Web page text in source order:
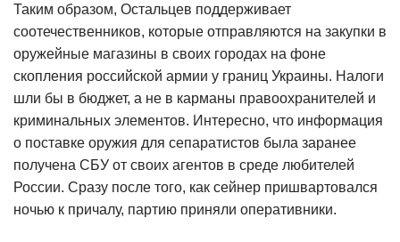
Таким образом, Остальцев поддерживает
соотечественников, которые отправляются на закупки в
оружейные магазины в своих городах на фоне
скопления российской армии у границ Украины. Налоги
шли бы в бюджет, а не в карманы правоохранителей и
криминальных элементов. Интересно, что информация
о поставке оружия для сепаратистов была заранее
получена СБУ от своих агентов в среде любителей
России. Сразу после того, как сейнер пришвартовался
ночью к причалу, партию приняли оперативники.